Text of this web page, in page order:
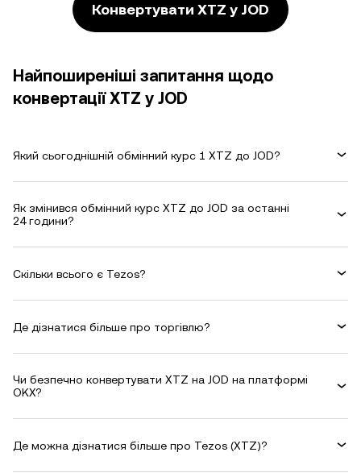
Конвертувати XTZ у JOD
Найпоширеніші запитання щодо
конвертації XTZ у JOD
Який сьогоднішній обмінний курс 1 XTZ до JOD?
Як змінився обмінний курс XTZ до JOD за останні
24 години?
Скільки всього є Tezos?
Де дізнатися більше про торгівлю?
Чи безпечно конвертувати XTZ на JOD на платформі
OKX?
Де можна дізнатися більше про Tezos (XTZ)?